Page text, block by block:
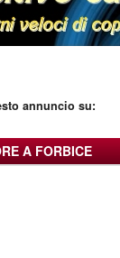
annuncio su:
A FORBICE